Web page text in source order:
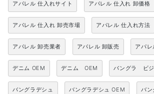
アパレル 仕入れサイト アパレル 仕入れ 卸価格
アパレル 仕入れ 卸売市場 アパレル 仕入れ方法
アパレル 卸売業者 アパレル 卸販売 アパ
デニム OEM デニム OEM バングラ ビ
バングラデシュ バングラデシュ OEM バン